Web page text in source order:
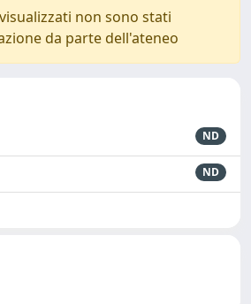
non sono stati
da parte dell'ateneo
ND
ND